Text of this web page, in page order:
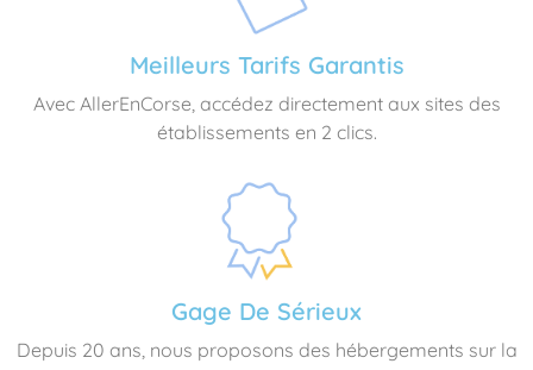
Meilleurs Tarifs Garantis
Avec AllerEnCorse, accédez directement aux sites des
établissements en 2 clics.
Gage De Sérieux
Depuis 20 ans, nous proposons des hébergements sur la